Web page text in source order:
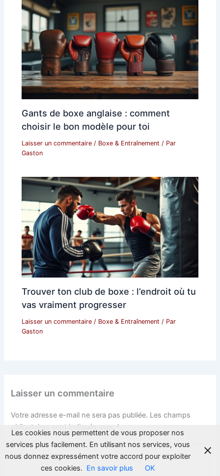
Gants de boxe anglaise : comment
choisir le bon modèle pour toi
Laisser un commentaire / Boxe & Entraînement / Par
Gaston
Trouver ton club de boxe : l’endroit où tu
vas vraiment progresser
Laisser un commentaire / Boxe & Entraînement / Par
Gaston
Laisser un commentaire
Votre adresse e-mail ne sera pas publiée. Les champs
obligatoires sont indiqués avec *
Écrivez
ici…
Les cookies nous permettent de vous proposer nos
services plus facilement. En utilisant nos services, vous
nous donnez expressément votre accord pour exploiter
ces cookies. En savoir plus OK